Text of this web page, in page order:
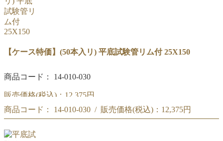
【ケース特価】(50本入リ) 平底試験管リム付 25X150
商品コード： 14-010-030
販売価格(税込)： 12,375円
【ケース特価】(50本入リ) 平底試験管リム付 25X150
商品コード： 14-010-030 / 販売価格(税込)： 12,375円
【ケース特価】(50本入リ) 平底試験管リム付 25X150